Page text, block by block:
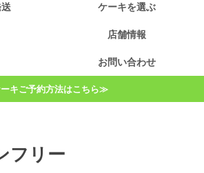
ケーキを選ぶ
店舗情報
お問い合わせ
キご予約方法はこちら≫
フリー